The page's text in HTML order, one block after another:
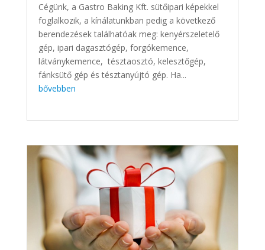
Cégünk, a Gastro Baking Kft. sütőipari képekkel
foglalkozik, a kínálatunkban pedig a következő
berendezések találhatóak meg: kenyérszeletelő
gép, ipari dagasztógép, forgókemence,
látványkemence, tésztaosztó, kelesztőgép,
fánksütő gép és tésztanyújtó gép. Ha...
bővebben